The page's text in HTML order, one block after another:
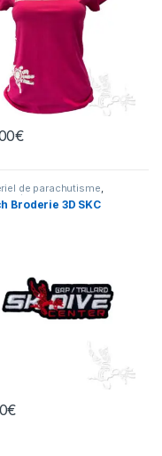
€
de parachutisme,
Broderie 3D SKC
€